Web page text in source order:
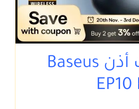
سماعات أذن Baseus